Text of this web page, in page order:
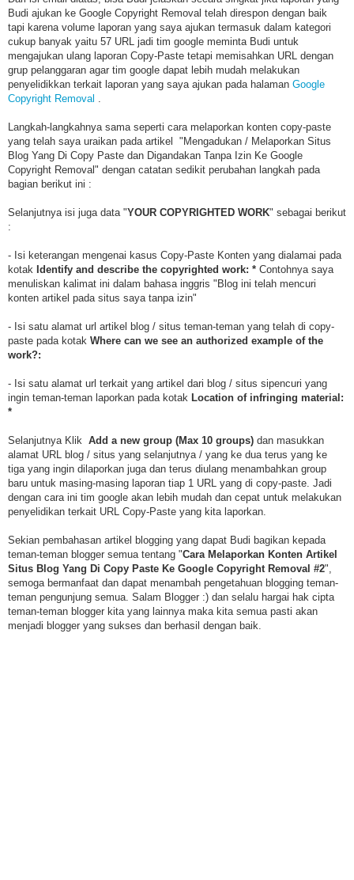
Budi ajukan ke Google Copyright Removal telah direspon dengan baik
tapi karena volume laporan yang saya ajukan termasuk dalam kategori
cukup banyak yaitu 57 URL jadi tim google meminta Budi untuk
mengajukan ulang laporan Copy-Paste tetapi memisahkan URL dengan
grup pelanggaran agar tim google dapat lebih mudah melakukan
penyelidikkan terkait laporan yang saya ajukan pada halaman Google
Copyright Removal
Langkah-langkahnya sama seperti cara melaporkan konten copy-paste
yang telah saya uraikan pada artikel "Mengadukan / Melaporkan Situs
Blog Yang Di Copy Paste dan Digandakan Tanpa Izin Ke Google
Copyright Removal" dengan catatan sedikit perubahan langkah pada
bagian berikut ini :
Selanjutnya isi juga data "YOUR COPYRIGHTED WORK" sebagai berikut
:
- Isi keterangan mengenai kasus Copy-Paste Konten yang dialamai pada
kotak Identify and describe the copyrighted work: * Contohnya saya
menuliskan kalimat ini dalam bahasa inggris "Blog ini telah mencuri
konten artikel pada situs saya tanpa izin"
- Isi satu alamat url artikel blog / situs teman-teman yang telah di copy-
paste pada kotak Where can we see an authorized example of the
work?:
- Isi satu alamat url terkait yang artikel dari blog / situs sipencuri yang
ingin teman-teman laporkan pada kotak Location of infringing material:
*
Selanjutnya Klik Add a new group (Max 10 groups) dan masukkan
alamat URL blog / situs yang selanjutnya / yang ke dua terus yang ke
tiga yang ingin dilaporkan juga dan terus diulang menambahkan group
baru untuk masing-masing laporan tiap 1 URL yang di copy-paste. Jadi
dengan cara ini tim google akan lebih mudah dan cepat untuk melakukan
penyelidikan terkait URL Copy-Paste yang kita laporkan.
Sekian pembahasan artikel blogging yang dapat Budi bagikan kepada
teman-teman blogger semua tentang "Cara Melaporkan Konten Artikel
Situs Blog Yang Di Copy Paste Ke Google Copyright Removal #2",
semoga bermanfaat dan dapat menambah pengetahuan blogging teman-
teman pengunjung semua. Salam Blogger :) dan selalu hargai hak cipta
teman-teman blogger kita yang lainnya maka kita semua pasti akan
menjadi blogger yang sukses dan berhasil dengan baik.